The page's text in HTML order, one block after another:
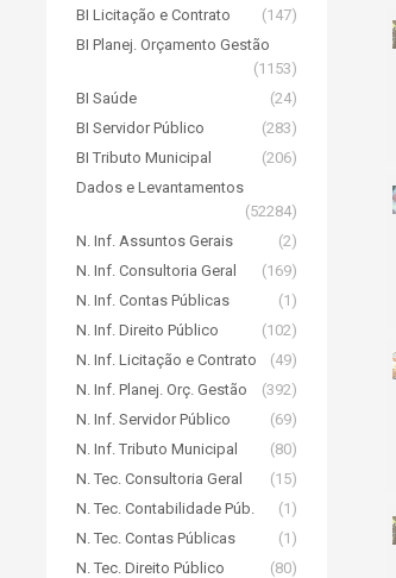
BI Licitação e Contrato
(147)
BI Planej. Orçamento Gestão
(1153)
BI Saúde
(24)
BI Servidor Público
(283)
BI Tributo Municipal
(206)
Dados e Levantamentos
(52284)
N. Inf. Assuntos Gerais
(2)
N. Inf. Consultoria Geral
(169)
N. Inf. Contas Públicas
(1)
N. Inf. Direito Público
(102)
N. Inf. Licitação e Contrato
(49)
N. Inf. Planej. Orç. Gestão
(392)
N. Inf. Servidor Público
(69)
N. Inf. Tributo Municipal
(80)
N. Tec. Consultoria Geral
(15)
N. Tec. Contabilidade Púb.
(1)
N. Tec. Contas Públicas
(1)
N. Tec. Direito Público
(80)